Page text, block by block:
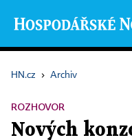
HN.cz › Archiv
ROZHOVOR
Nových